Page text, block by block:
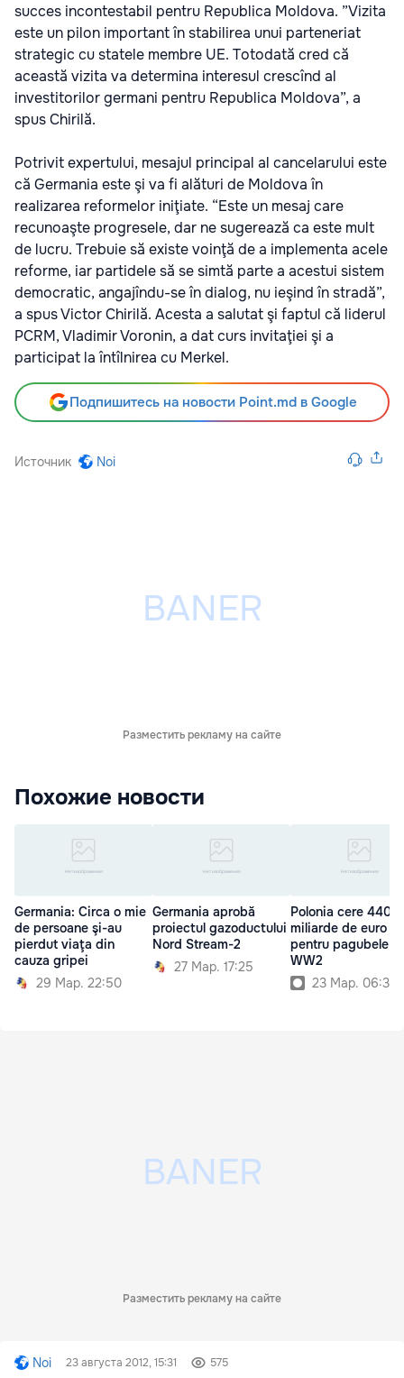
succes incontestabil pentru Republica Moldova. ”Vizita
este un pilon important în stabilirea unui parteneriat
strategic cu statele membre UE. Totodată cred că
această vizita va determina interesul crescînd al
investitorilor germani pentru Republica Moldova”, a
spus Chirilă.
Potrivit expertului, mesajul principal al cancelarului este
că Germania este şi va fi alături de Moldova în
realizarea reformelor iniţiate. “Este un mesaj care
recunoaşte progresele, dar ne sugerează ca este mult
de lucru. Trebuie să existe voinţă de a implementa acele
reforme, iar partidele să se simtă parte a acestui sistem
democratic, angajîndu-se în dialog, nu ieşind în stradă”,
a spus Victor Chirilă. Acesta a salutat şi faptul că liderul
PCRM, Vladimir Voronin, a dat curs invitaţiei şi a
participat la întîlnirea cu Merkel.
Подпишитесь на новости Point.md в Google
Источник Noi
Разместить рекламу на сайте
Похожие новости
Germania: Circa o mie
de persoane şi-au
pierdut viaţa din
cauza gripei
29 Мар. 22:50
Germania aprobă
proiectul gazoductului
Nord Stream-2
27 Мар. 17:25
Polonia cere 440
miliarde de euro
pentru pagubele
WW2
23 Мар. 06:30
Разместить рекламу на сайте
Noi 23 августа 2012, 15:31 575